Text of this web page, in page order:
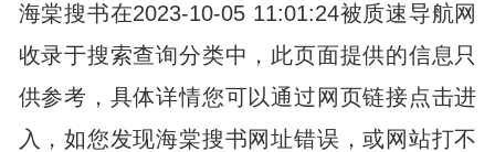
海棠搜书在2023-10-05 11:01:24被质速导航网
收录于搜索查询分类中，此页面提供的信息只
供参考，具体详情您可以通过网页链接点击进
入，如您发现海棠搜书网址错误，或网站打不